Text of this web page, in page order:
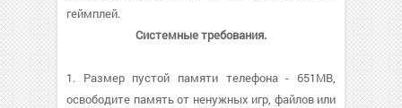
геймплей.
Системные требования.
1. Размер пустой памяти телефона - 651MB,
освободите память от ненужных игр, файлов или